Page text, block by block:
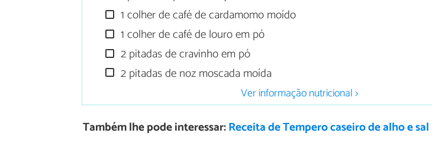
1 colher de café de cardamomo moído
1 colher de café de louro em pó
2 pitadas de cravinho em pó
2 pitadas de noz moscada moída
Ver informação nutricional >
Também lhe pode interessar:Receita de Tempero caseiro de alho e